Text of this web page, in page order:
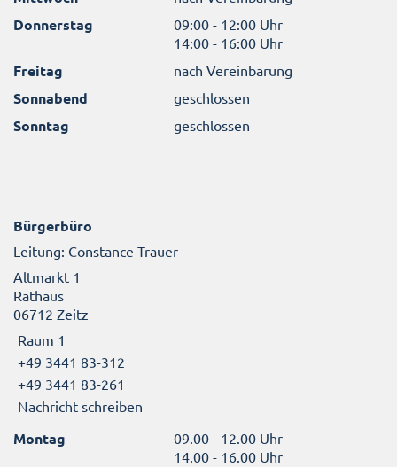
Donnerstag
09:00 - 12:00 Uhr
14:00 - 16:00 Uhr
Freitag nach Vereinbarung
Sonnabend geschlossen
Sonntag geschlossen
Bürgerbüro
Leitung: Constance Trauer
Altmarkt 1
Rathaus
06712 Zeitz
Raum 1
+49 3441 83-312
+49 3441 83-261
Nachricht schreiben
Montag
09.00 - 12.00 Uhr
14.00 - 16.00 Uhr